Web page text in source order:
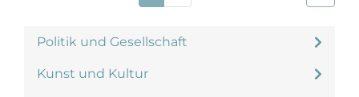
Politik und Gesellschaft
Kunst und Kultur